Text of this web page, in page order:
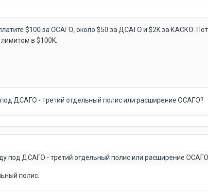
$100 за ОСАГО, около $50 за ДСАГО и $2K за КАСКО.
в $100K.
ДСАГО - третий отдельный полис или расширение ОСАГО?
под ДСАГО - третий отдельный полис или расширение
полис.